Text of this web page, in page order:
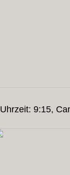
Uhrzeit: 9:15,